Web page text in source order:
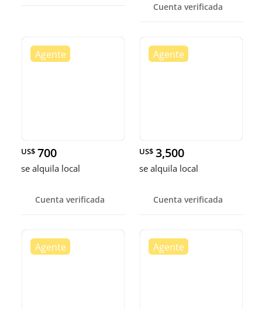
Cuenta verificada
US$ 700
se alquila local
Cuenta verificada
US$ 3,500
se alquila local
Cuenta verificada